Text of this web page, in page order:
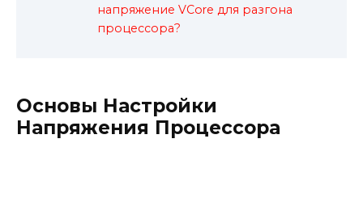
напряжение VCore для разгона
процессора?
Основы Настройки
Напряжения Процессора